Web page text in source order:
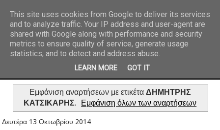
REPORTAZ NET
Εμφάνιση αναρτήσεων με ετικέτα ΔΗΜΗΤΡΗΣ
ΚΑΤΣΙΚΑΡΗΣ. Εμφάνιση όλων των αναρτήσεων
Δευτέρα 13 Οκτωβρίου 2014
This site uses cookies from Google to deliver its services
and to analyze traffic. Your IP address and user-agent are
shared with Google along with performance and security
metrics to ensure quality of service, generate usage
statistics, and to detect and address abuse.
LEARN MORE GOT IT